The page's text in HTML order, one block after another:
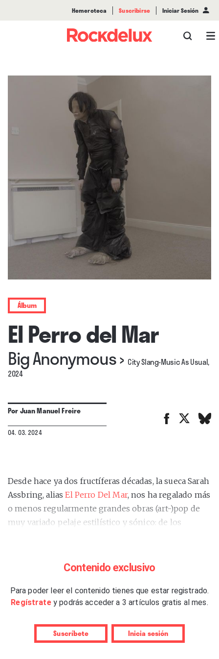
Hemeroteca Suscribirse Iniciar Sesión
Álbum
El Perro del Mar
Big Anonymous› City Slang-Music As Usual,
2024
PorJuan Manuel Freire
04. 03. 2024
Desde hace ya dos fructíferas décadas, la sueca Sarah
Assbring, aliasEl Perro Del Mar, nos ha regalado más
o menos regularmente grandes obras (art-)pop de
muy variado pelaje estilístico y sónico: de los
“Pale Fire” (2012); de la crudeza de
“Love Is Not Pop” (2009), aquella maravilla grabada
con Rasmus Hägg de Studio.
Hemos dicho “más o menos” y no “regularmente”, a
secas. Porque este“Big Anonymous”es su primer
Contenido exclusivo
Para poder leer el contenido tienes que estar registrado.
Regístrate y podrás acceder a 3 artículos gratis al mes.
Suscríbete Inicia sesión